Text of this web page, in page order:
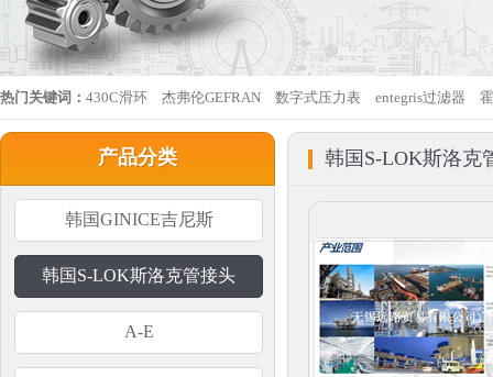
热门关键词： 430C滑环 杰弗伦GEFRAN 数字式压力表 entegris过滤器
产品分类
韩国GINICE吉尼斯
韩国S-LOK斯洛克管接头
A-E
韩国S-LOK斯洛克